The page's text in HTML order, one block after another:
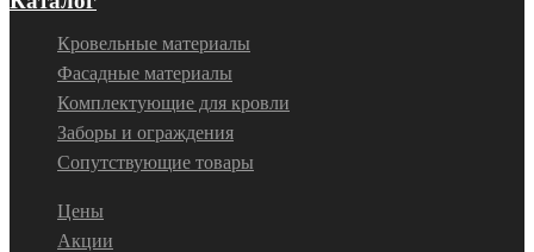
Кровельные материалы
Фасадные материалы
Комплектующие для кровли
Заборы и ограждения
Сопутствующие товары
Цены
Акции